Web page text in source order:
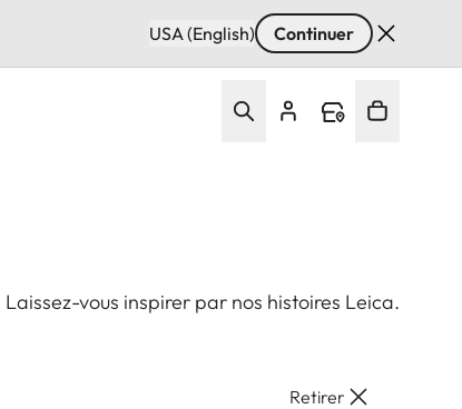
USA (English) Continuer
Laissez-vous inspirer par nos histoires Leica.
Retirer